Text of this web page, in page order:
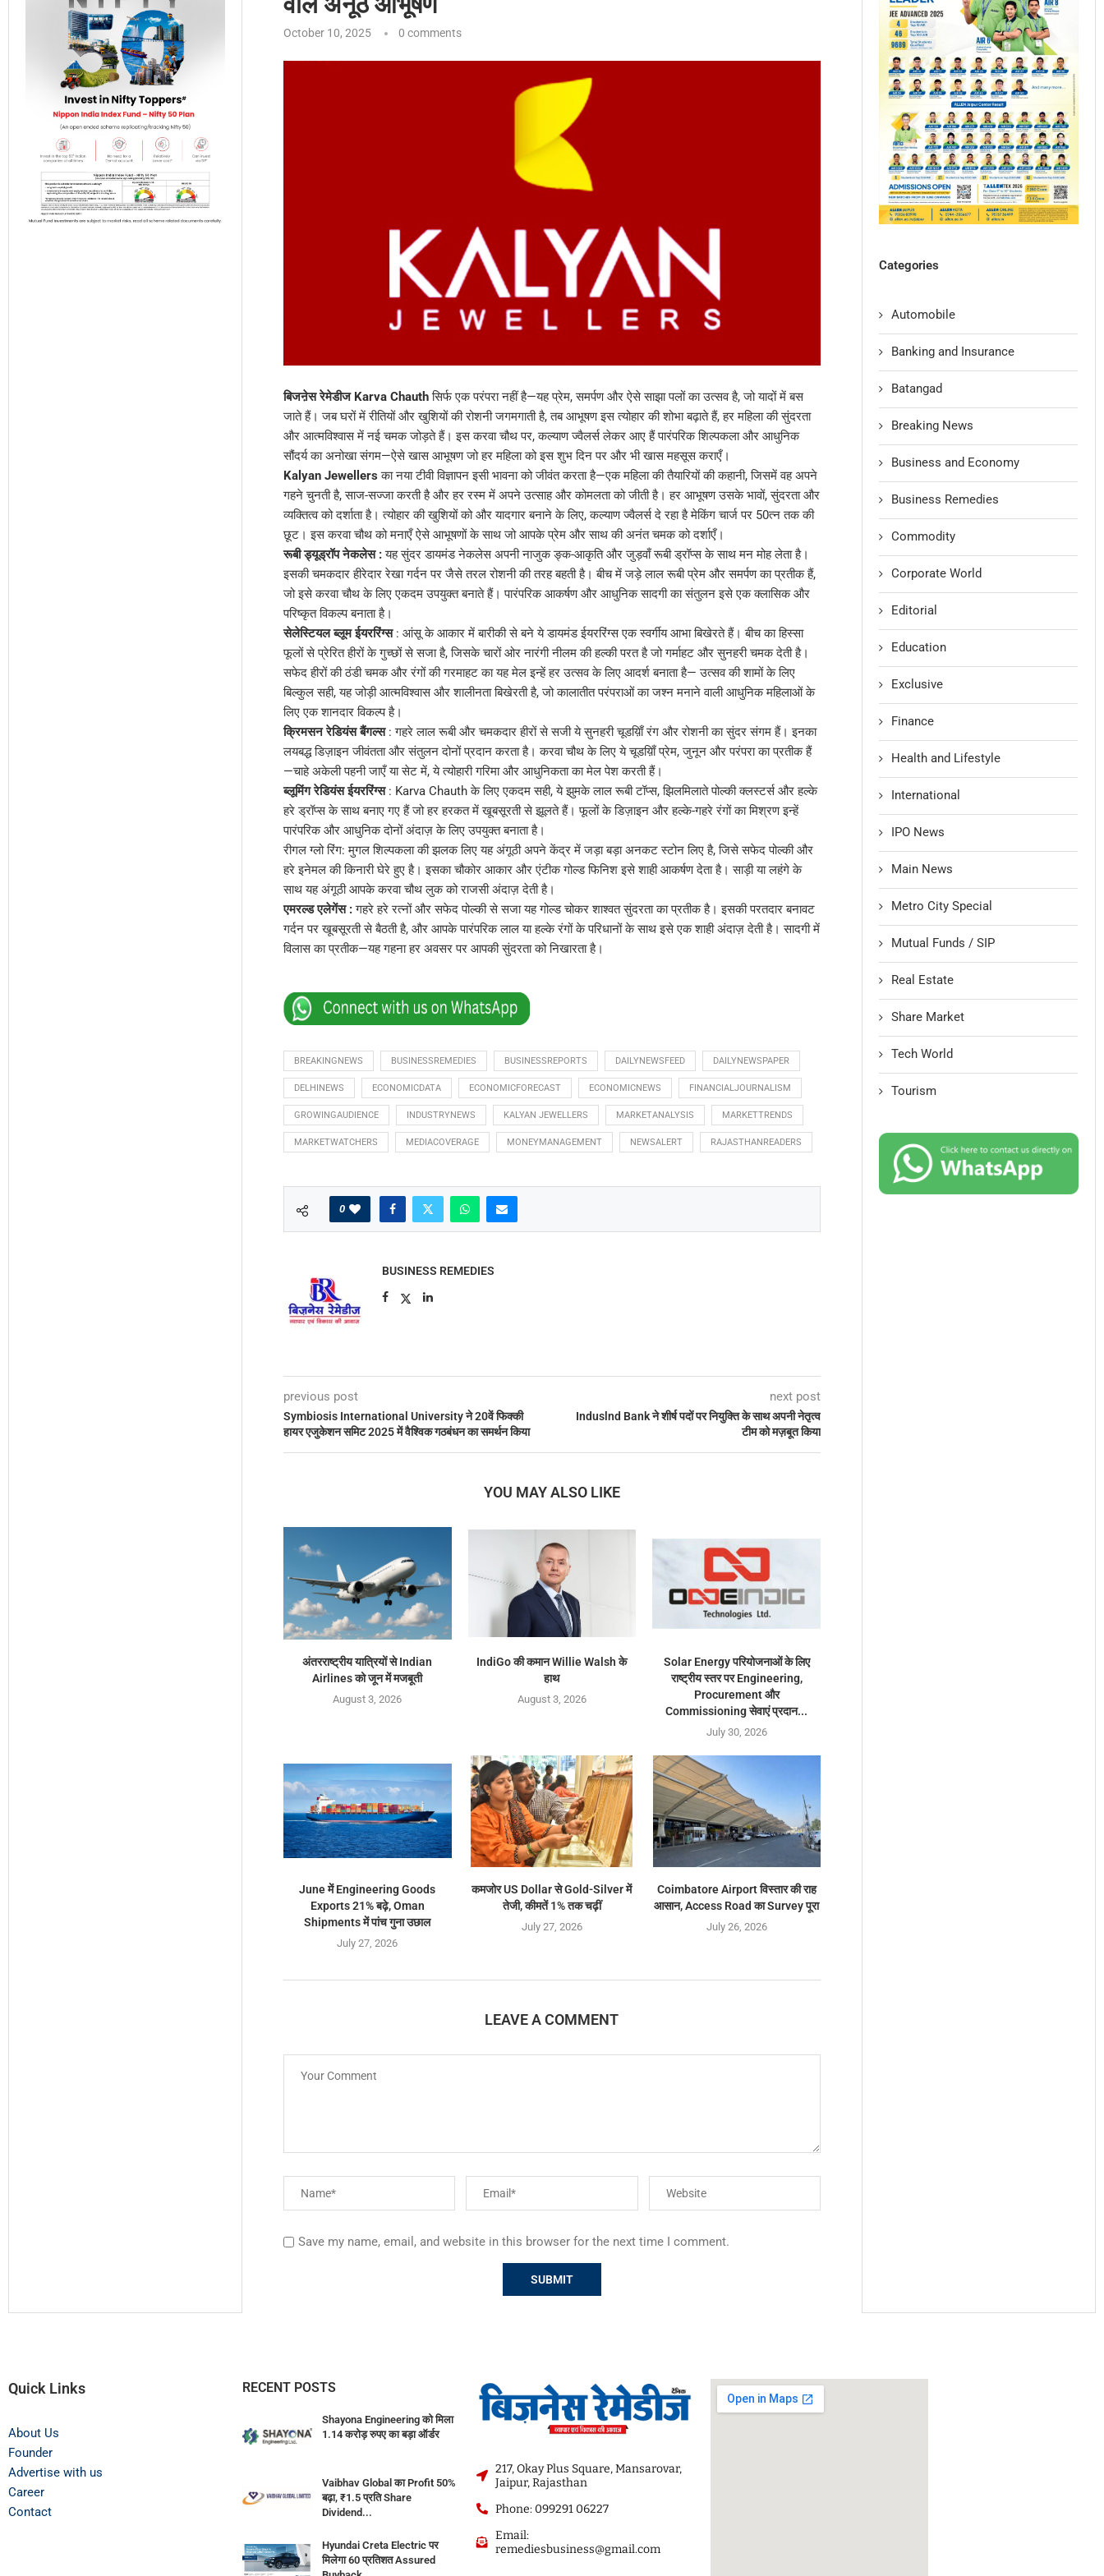
October 10, 2025 0 comments
बिजऩेस रेमेडीज Karva Chauthसिर्फ एक परंपरा नहीं है—यह प्रेम, समर्पण और ऐसे साझा पलों का उत्सव है, जो यादों में बस
जाते हैं। जब घरों में रीतियों और खुशियों की रोशनी जगमगाती है, तब आभूषण इस त्योहार की शोभा बढ़ाते हैं, हर महिला की सुंदरता
और आत्मविश्वास में नई चमक जोड़ते हैं। इस करवा चौथ पर, कल्याण ज्वैलर्स लेकर आए हैं पारंपरिक शिल्पकला और आधुनिक
सौंदर्य का अनोखा संगम—ऐसे खास आभूषण जो हर महिला को इस शुभ दिन पर और भी खास महसूस कराएँ।
Kalyan Jewellers का नया टीवी विज्ञापन इसी भावना को जीवंत करता है—एक महिला की तैयारियों की कहानी, जिसमें वह अपने
गहने चुनती है, साज-सज्जा करती है और हर रस्म में अपने उत्साह और कोमलता को जीती है। हर आभूषण उसके भावों, सुंदरता और
व्यक्तित्व को दर्शाता है। त्योहार की खुशियों को और यादगार बनाने के लिए, कल्याण ज्वैलर्स दे रहा है मेकिंग चार्ज पर 50त्न तक की
छूट। इस करवा चौथ को मनाएँ ऐसे आभूषणों के साथ जो आपके प्रेम और साथ की अनंत चमक को दर्शाएँ।
रूबी ड्यूड्रॉप नेकलेस :यह सुंदर डायमंड नेकलेस अपनी नाजुक ङ्क-आकृति और जुड़वाँ रूबी ड्रॉप्स के साथ मन मोह लेता है।
इसकी चमकदार हीरेदार रेखा गर्दन पर जैसे तरल रोशनी की तरह बहती है। बीच में जड़े लाल रूबी प्रेम और समर्पण का प्रतीक हैं,
जो इसे करवा चौथ के लिए एकदम उपयुक्त बनाते हैं। पारंपरिक आकर्षण और आधुनिक सादगी का संतुलन इसे एक क्लासिक और
परिष्कृत विकल्प बनाता है।
सेलेस्टियल ब्लूम ईयररिंग्स: आंसू के आकार में बारीकी से बने ये डायमंड ईयररिंग्स एक स्वर्गीय आभा बिखेरते हैं। बीच का हिस्सा
फूलों से प्रेरित हीरों के गुच्छों से सजा है, जिसके चारों ओर नारंगी नीलम की हल्की परत है जो गर्माहट और सुनहरी चमक देती है।
सफेद हीरों की ठंडी चमक और रंगों की गरमाहट का यह मेल इन्हें हर उत्सव के लिए आदर्श बनाता है— उत्सव की शामों के लिए
बिल्कुल सही, यह जोड़ी आत्मविश्वास और शालीनता बिखेरती है, जो कालातीत परंपराओं का जश्न मनाने वाली आधुनिक महिलाओं के
लिए एक शानदार विकल्प है।
क्रिमसन रेडियंस बैंगल्स: गहरे लाल रूबी और चमकदार हीरों से सजी ये सुनहरी चूडय़िाँ रंग और रोशनी का सुंदर संगम हैं। इनका
लयबद्ध डिज़ाइन जीवंतता और संतुलन दोनों प्रदान करता है। करवा चौथ के लिए ये चूडय़िाँ प्रेम, जुनून और परंपरा का प्रतीक हैं
—चाहे अकेली पहनी जाएँ या सेट में, ये त्योहारी गरिमा और आधुनिकता का मेल पेश करती हैं।
ब्लूमिंग रेडियंस ईयररिंग्स : Karva Chauth के लिए एकदम सही, ये झुमके लाल रूबी टॉप्स, झिलमिलाते पोल्की क्लस्टर्स और हल्के
हरे ड्रॉप्स के साथ बनाए गए हैं जो हर हरकत में खूबसूरती से झूलते हैं। फूलों के डिज़ाइन और हल्के-गहरे रंगों का मिश्रण इन्हें
पारंपरिक और आधुनिक दोनों अंदाज़ के लिए उपयुक्त बनाता है।
रीगल ग्लो रिंग: मुगल शिल्पकला की झलक लिए यह अंगूठी अपने केंद्र में जड़ा बड़ा अनकट स्टोन लिए है, जिसे सफेद पोल्की और
हरे इनेमल की किनारी घेरे हुए है। इसका चौकोर आकार और एंटीक गोल्ड फिनिश इसे शाही आकर्षण देता है। साड़ी या लहंगे के
साथ यह अंगूठी आपके करवा चौथ लुक को राजसी अंदाज़ देती है।
एमरल्ड एलेगेंस :गहरे हरे रत्नों और सफेद पोल्की से सजा यह गोल्ड चोकर शाश्वत सुंदरता का प्रतीक है। इसकी परतदार बनावट
गर्दन पर खूबसूरती से बैठती है, और आपके पारंपरिक लाल या हल्के रंगों के परिधानों के साथ इसे एक शाही अंदाज़ देती है। सादगी में
विलास का प्रतीक—यह गहना हर अवसर पर आपकी सुंदरता को निखारता है।
BREAKINGNEWS BUSINESSREMEDIES BUSINESSREPORTS DAILYNEWSFEED DAILYNEWSPAPER
DELHINEWS ECONOMICDATA ECONOMICFORECAST ECONOMICNEWS FINANCIALJOURNALISM
GROWINGAUDIENCE INDUSTRYNEWS KALYAN JEWELLERS MARKETANALYSIS MARKETTRENDS
MARKETWATCHERS MEDIACOVERAGE MONEYMANAGEMENT NEWSALERT RAJASTHANREADERS
0
BUSINESS REMEDIES
previous post
Symbiosis International University ने 20वें फिक्की
हायर एजुकेशन समिट 2025 में वैश्विक गठबंधन का समर्थन किया
next post
Induslnd Bank ने शीर्ष पदों पर नियुक्ति के साथ अपनी नेतृत्व
टीम को मज़बूत किया
YOU MAY ALSO LIKE
अंतरराष्ट्रीय यात्रियों से Indian
Airlines को जून में मजबूती
August 3, 2026
IndiGo की कमान Willie Walsh के
हाथ
August 3, 2026
Solar Energy परियोजनाओं के लिए
राष्ट्रीय स्तर पर Engineering,
Procurement और
Commissioning सेवाएं प्रदान...
July 30, 2026
June में Engineering Goods
Exports 21% बढ़े, Oman
Shipments में पांच गुना उछाल
July 27, 2026
कमजोर US Dollar से Gold-Silver में
तेजी, कीमतें 1% तक चढ़ीं
July 27, 2026
Coimbatore Airport विस्तार की राह
आसान, Access Road का Survey पूरा
July 26, 2026
LEAVE A COMMENT
Save my name, email, and website in this browser for the next time I comment.
Categories
Automobile
Banking and Insurance
Batangad
Breaking News
Business and Economy
Business Remedies
Commodity
Corporate World
Editorial
Education
Exclusive
Finance
Health and Lifestyle
International
IPO News
Main News
Metro City Special
Mutual Funds / SIP
Real Estate
Share Market
Tech World
Tourism
Quick Links
About Us
Founder
Advertise with us
Career
Contact
RECENT POSTS
Shayona Engineering को मिला
1.14 करोड़ रुपए का बड़ा ऑर्डर
Vaibhav Global का Profit 50%
बढ़ा, ₹1.5 प्रति Share
Dividend...
Hyundai Creta Electric पर
मिलेगा 60 प्रतिशत Assured
217, Okay Plus Square, Mansarovar,
Jaipur, Rajasthan
Phone: 099291 06227
Email:
remediesbusiness@gmail.com